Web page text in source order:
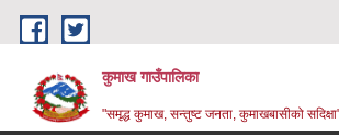
Skip to main content
कुमाख गाउँपालिका
"समृद्ध कुमाख, सन्तुष्ट जनता, कुमाखबासीको